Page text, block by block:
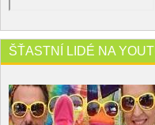
ŠŤASTNÍ LIDÉ NA